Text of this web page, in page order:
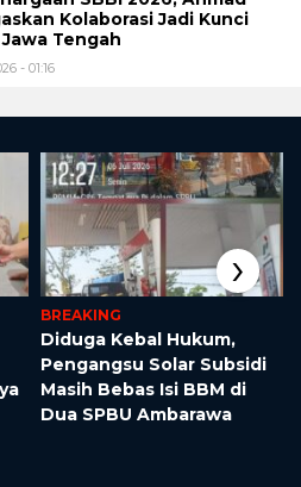
Kolaborasi Jadi Kunci
Tengah
- 01:16
BREAKING
Diduga Kebal Hukum,
Pengangsu Solar Subsidi
Masih Bebas Isi BBM di
Dua SPBU Ambarawa
›